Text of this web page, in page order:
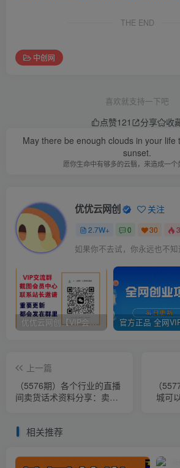
THE END
中创网
喜欢就支持一下吧
点赞121 分享
收
May there be enough clouds in your life
sunset.
愿你生命中有够多的云翳，来造成一个
优优云网创 关注
2.7W+ 0 30
如果你不去试，你永远也不
优优云网创【VIP会员专属交流群】
上一篇
（5576期）各个行业的直播
间卖货话术资料分享：卖货
（
城可
相关推荐